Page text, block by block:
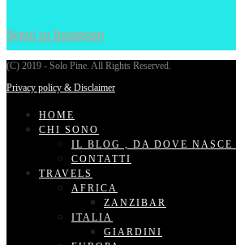
Segui su Instagram
(C) 2019 - Solo Pine. All Rights Reserved.
Privacy policy & Disclaimer
HOME
CHI SONO
IL BLOG , DA DOVE NASCE
CONTATTI
TRAVELS
AFRICA
ZANZIBAR
ITALIA
GIARDINI